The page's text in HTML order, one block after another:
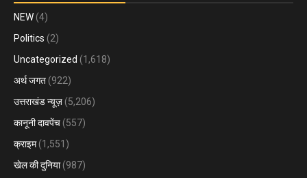
NEW (4)
Politics (2)
Uncategorized (1,618)
अर्थ जगत (922)
उत्तराखंड न्यूज़ (5,206)
कानूनी दावपेंच (557)
क्राइम(1,551)
खेल की दुनिया(987)